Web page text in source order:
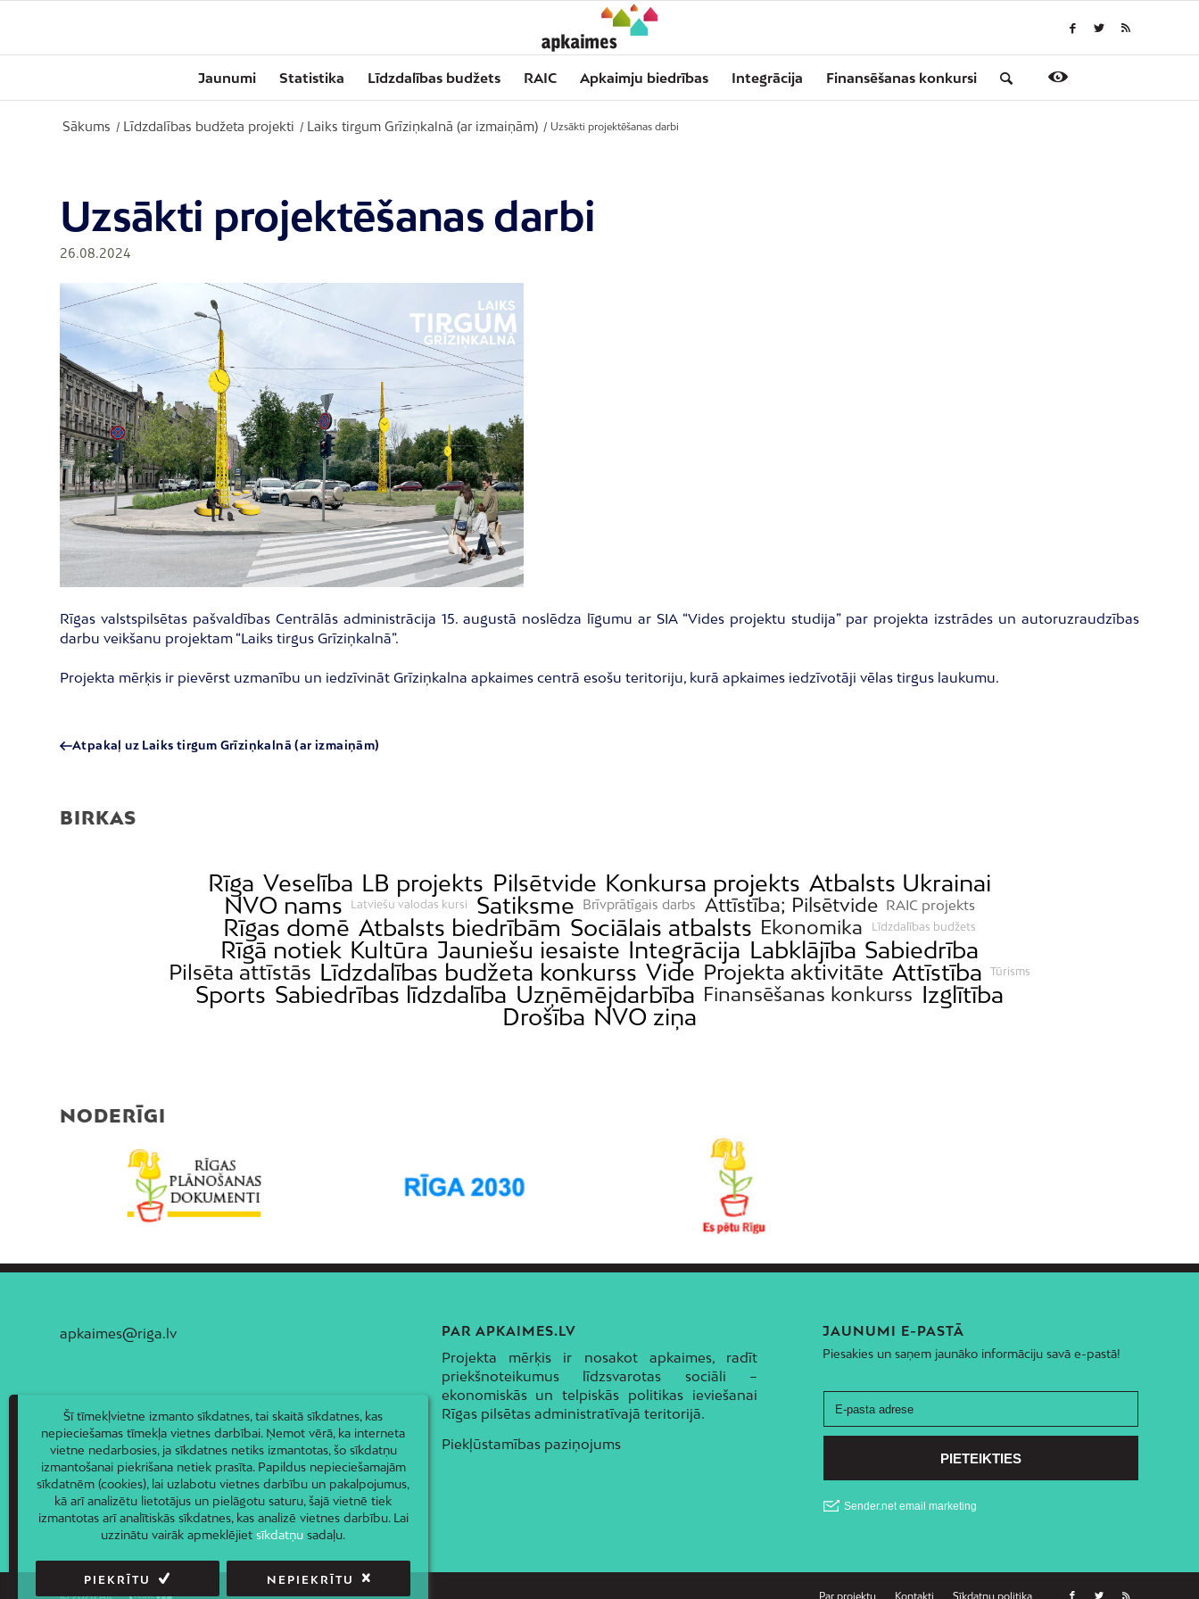
Jaunumi Statistika Līdzdalības budžets RAIC Apkaimju biedrības Integrācija Finansēšanas konkursi
Sākums / Līdzdalības budžeta projekti / Laiks tirgum Grīziņkalnā (ar izmaiņām) / Uzsākti projektēšanas darbi
Uzsākti projektēšanas darbi
26.08.2024
Rīgas valstspilsētas pašvaldības Centrālās administrācija 15. augustā noslēdza līgumu ar SIA “Vides projektu studija” par projekta izstrādes un autoruzraudzības
darbu veikšanu projektam “Laiks tirgus Grīziņkalnā”.
Projekta mērķis ir pievērst uzmanību un iedzīvināt Grīziņkalna apkaimes centrā esošu teritoriju, kurā apkaimes iedzīvotāji vēlas tirgus laukumu.
Atpakaļ uz Laiks tirgum Grīziņkalnā (ar izmaiņām)
BIRKAS
Rīga Veselība LB projekts Pilsētvide Konkursa projekts Atbalsts Ukrainai
NVO nams
Latviešu valodas kursi Satiksme Brīvprātīgais darbs Attīstība; Pilsētvide RAIC projekts
Rīgas domē Atbalsts biedrībām Sociālais atbalsts Ekonomika Līdzdalības budžets
Rīgā notiek Kultūra Jauniešu iesaiste Integrācija Labklājība Sabiedrība
Pilsēta attīstās Līdzdalības budžeta konkurss Vide Projekta aktivitāte Attīstība Tūrisms
Sports Sabiedrības līdzdalība Uzņēmējdarbība Finansēšanas konkurss Izglītība
Drošība NVO ziņa
NODERĪGI
apkaimes@riga.lv PAR APKAIMES.LV
Projekta mērķis ir nosakot apkaimes, radīt
priekšnoteikumus līdzsvarotas sociāli –
ekonomiskās un telpiskās politikas ieviešanai
Rīgas pilsētas administratīvajā teritorijā.
Piekļūstamības paziņojums
JAUNUMI E-PASTĀ
Piesakies un saņem jaunāko informāciju savā e-pastā!
© 2026 AIC Par projektu Kontakti Sīkdatņu politika
Šī tīmekļvietne izmanto sīkdatnes, tai skaitā sīkdatnes, kas
nepieciešamas tīmekļa vietnes darbībai. Ņemot vērā, ka interneta
vietne nedarbosies, ja sīkdatnes netiks izmantotas, šo sīkdatņu
izmantošanai piekrišana netiek prasīta. Papildus nepieciešamajām
sīkdatnēm (cookies), lai uzlabotu vietnes darbību un pakalpojumus,
kā arī analizētu lietotājus un pielāgotu saturu, šajā vietnē tiek
izmantotas arī analītiskās sīkdatnes, kas analizē vietnes darbību. Lai
uzzinātu vairāk apmeklējietsīkdatņu sadaļu.
PIEKRĪTU NEPIEKRĪTU